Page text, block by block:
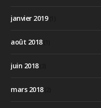
janvier 2019(1)
août 2018(1)
juin 2018(3)
mars 2018(2)